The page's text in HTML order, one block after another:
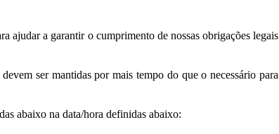
ajudar a garantir o cumprimento de nossas obrigações legais
ser mantidas por mais tempo do que o necessário para
abaixo na data/hora definidas abaixo: